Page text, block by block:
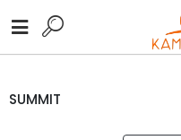
SUMMIT